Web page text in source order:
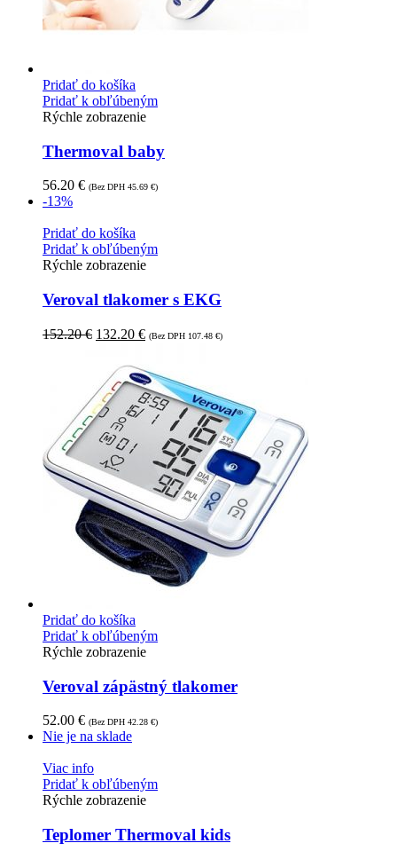
Pridať do košíka
Pridať k obľúbeným
Rýchle zobrazenie
Thermoval baby
56.20 € (Bez DPH 45.69 €)
-13%
Pridať do košíka
Pridať k obľúbeným
Rýchle zobrazenie
Veroval tlakomer s EKG
152.20€ 132.20 € (Bez DPH 107.48 €)
Pridať do košíka
Pridať k obľúbeným
Rýchle zobrazenie
Veroval zápästný tlakomer
52.00 € (Bez DPH 42.28 €)
Nie je na sklade
Viac info
Pridať k obľúbeným
Rýchle zobrazenie
Teplomer Thermoval kids